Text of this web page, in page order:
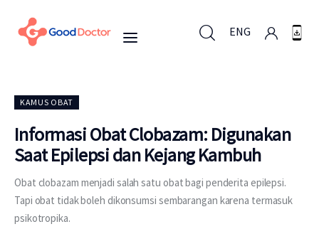
ENG
Untuk Bisnis
Untuk Anda
KAMUS OBAT
Informasi Obat Clobazam: Digunakan
Saat Epilepsi dan Kejang Kambuh
Obat clobazam menjadi salah satu obat bagi penderita epilepsi.
Tapi obat tidak boleh dikonsumsi sembarangan karena termasuk
psikotropika.